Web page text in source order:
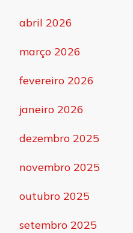
abril 2026
março 2026
fevereiro 2026
janeiro 2026
dezembro 2025
novembro 2025
outubro 2025
setembro 2025